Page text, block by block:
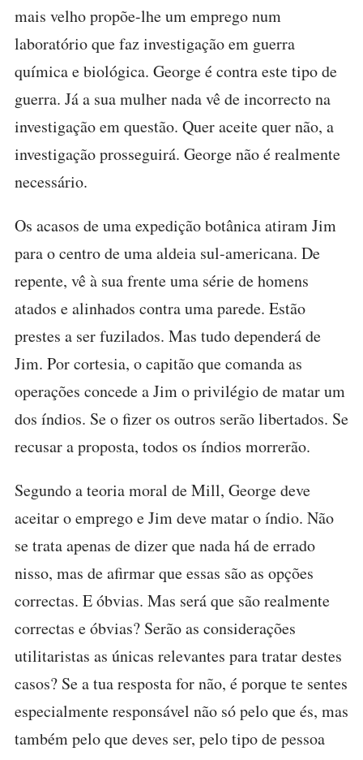
mais velho propõe-lhe um emprego num
laboratório que faz investigação em guerra
química e biológica. George é contra este tipo de
guerra. Já a sua mulher nada vê de incorrecto na
investigação em questão. Quer aceite quer não, a
investigação prosseguirá. George não é realmente
necessário.
Os acasos de uma expedição botânica atiram Jim
para o centro de uma aldeia sul-americana. De
repente, vê à sua frente uma série de homens
atados e alinhados contra uma parede. Estão
prestes a ser fuzilados. Mas tudo dependerá de
Jim. Por cortesia, o capitão que comanda as
operações concede a Jim o privilégio de matar um
dos índios. Se o fizer os outros serão libertados. Se
recusar a proposta, todos os índios morrerão.
Segundo a teoria moral de Mill, George deve
aceitar o emprego e Jim deve matar o índio. Não
se trata apenas de dizer que nada há de errado
nisso, mas de afirmar que essas são as opções
correctas. E óbvias. Mas será que são realmente
correctas e óbvias? Serão as considerações
utilitaristas as únicas relevantes para tratar destes
casos? Se a tua resposta for não, é porque te sentes
especialmente responsável não só pelo que és, mas
também pelo que deves ser, pelo tipo de pessoa